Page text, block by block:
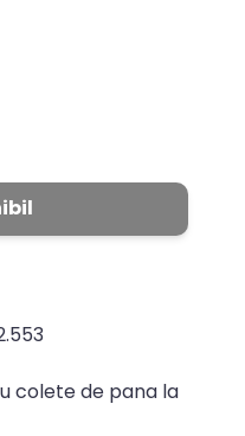
colete de pana la